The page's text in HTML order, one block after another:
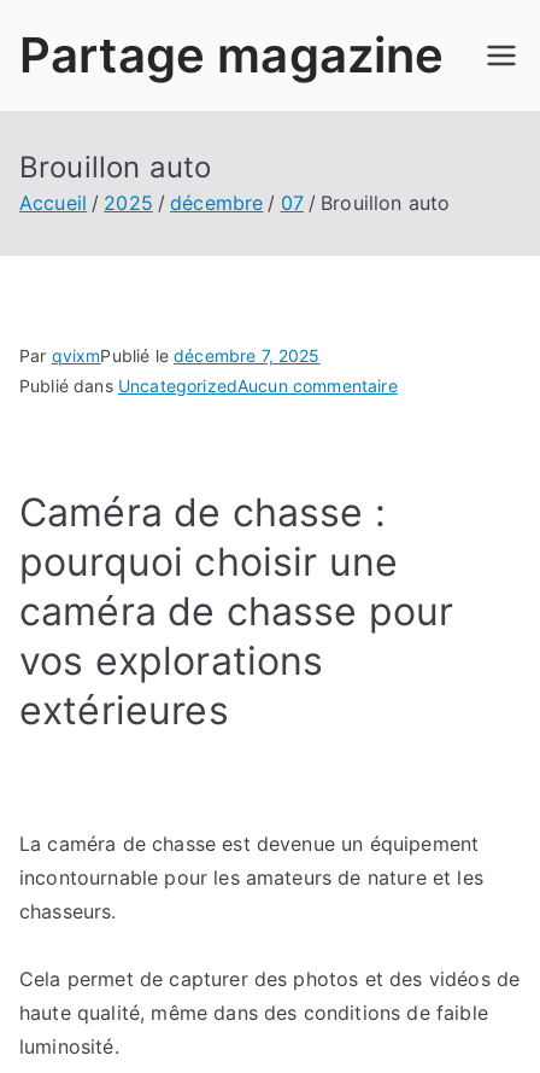
Partage magazine
Brouillon auto
Accueil 2025 décembre 07 Brouillon auto
Par qvixmPublié ledécembre 7, 2025
Publié dans UncategorizedAucun commentairesur
Caméra de chasse :
pourquoi choisir une
caméra de chasse pour
vos explorations
extérieures
La caméra de chasse est devenue un équipement
incontournable pour les amateurs de nature et les
chasseurs.
Cela permet de capturer des photos et des vidéos de
haute qualité, même dans des conditions de faible
luminosité.